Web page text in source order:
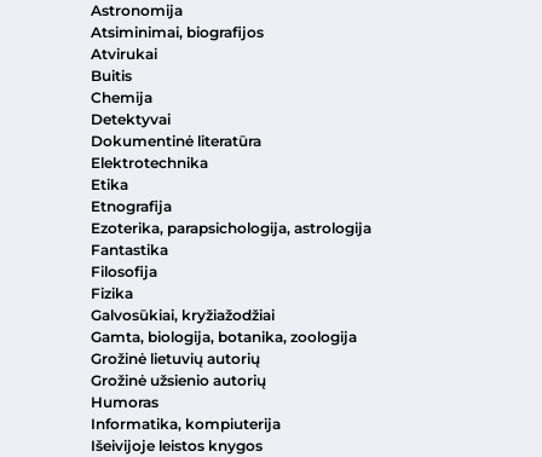
Astronomija
Atsiminimai, biografijos
Atvirukai
Buitis
Chemija
Detektyvai
Dokumentinė literatūra
Elektrotechnika
Etika
Etnografija
Ezoterika, parapsichologija, astrologija
Fantastika
Filosofija
Fizika
Galvosūkiai, kryžiažodžiai
Gamta, biologija, botanika, zoologija
Grožinė lietuvių autorių
Grožinė užsienio autorių
Humoras
Informatika, kompiuterija
Išeivijoje leistos knygos